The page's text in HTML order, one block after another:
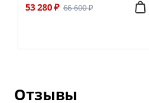
53 280 ₽ 66 600 ₽
Отзывы